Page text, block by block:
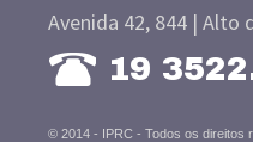
Avenida 42, 844 | Alto
19
© 2014 - IPRC - Todos os direitos